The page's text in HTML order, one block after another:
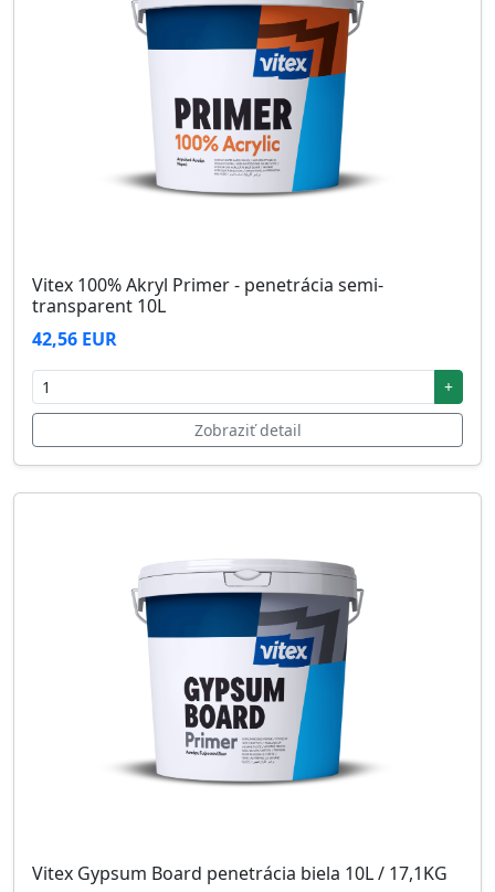
Vitex 100% Akryl Primer - penetrácia semi-
transparent 10L
42,56 EUR
+
Zobraziť detail
Vitex Gypsum Board penetrácia biela 10L / 17,1KG